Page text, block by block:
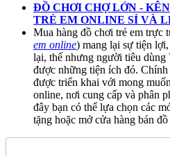
ĐỒ CHƠI CHỢ LỚN -
TRẺ EM ONLINE SỈ VÀ
Mua hàng đồ chơi trẻ em trực
em online) mang lại sự tiện
lại, thế nhưng người tiêu
được những tiện ích đó.
được triển khai với mong
online, nơi cung cấp và phân
đây bạn có thể lựa chọn các
tặng hoặc mở cửa hàng bán